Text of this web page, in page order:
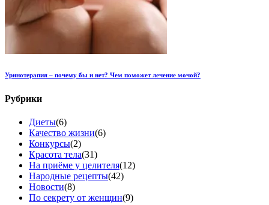
Уринотерапия – почему бы и нет? Чем поможет лечение мочой?
Рубрики
Диеты(6)
Качество жизни(6)
Конкурсы(2)
Красота тела(31)
На приёме у целителя(12)
Народные рецепты(42)
Новости(8)
По секрету от женщин(9)